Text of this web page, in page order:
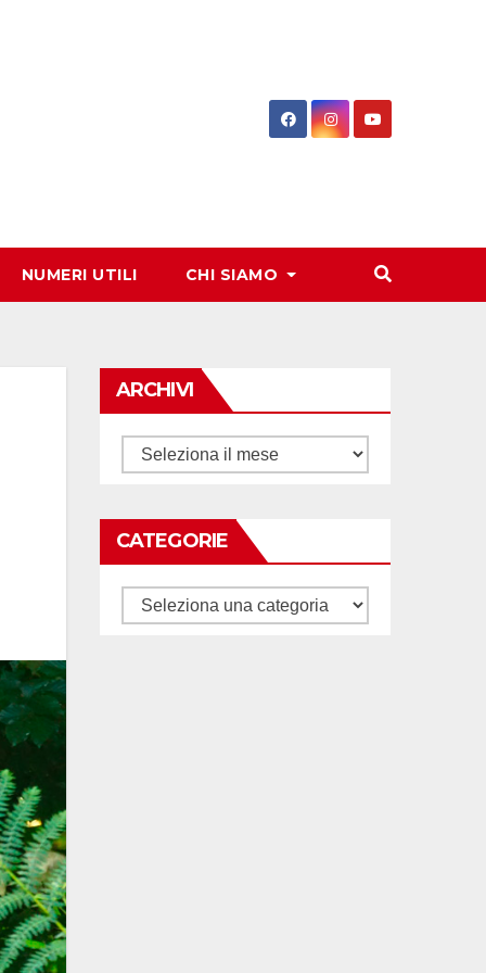
NUMERI UTILI CHI SIAMO
ARCHIVI
Archivi
CATEGORIE
Categorie